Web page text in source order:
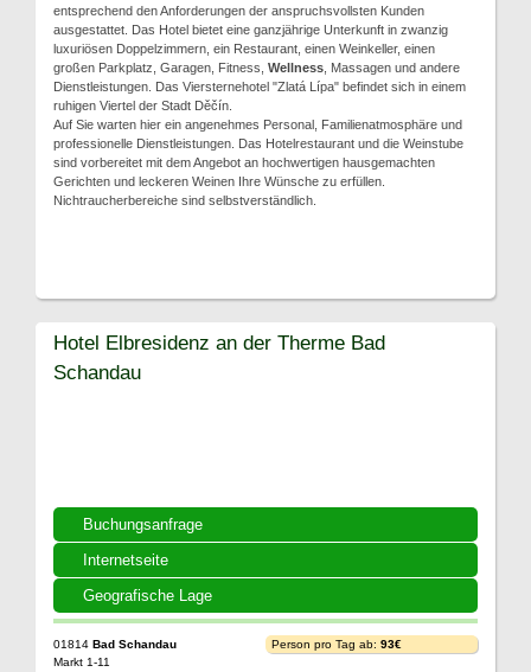
entsprechend den Anforderungen der anspruchsvollsten Kunden
ausgestattet. Das Hotel bietet eine ganzjährige Unterkunft in zwanzig
luxuriösen Doppelzimmern, ein Restaurant, einen Weinkeller, einen
großen Parkplatz, Garagen, Fitness, Wellness , Massagen und andere
Dienstleistungen. Das Viersternehotel "Zlatá Lípa" befindet sich in einem
ruhigen Viertel der Stadt Děčín.
Auf Sie warten hier ein angenehmes Personal, Familienatmosphäre und
professionelle Dienstleistungen. Das Hotelrestaurant und die Weinstube
sind vorbereitet mit dem Angebot an hochwertigen hausgemachten
Gerichten und leckeren Weinen Ihre Wünsche zu erfüllen.
Nichtraucherbereiche sind selbstverständlich.
Buchungsanfrage
Internetseite
Geografische Lage
Hotel Elbresidenz an der Therme Bad
Schandau
01814 Bad Schandau
Markt 1-11
Person pro Tag ab: 93€